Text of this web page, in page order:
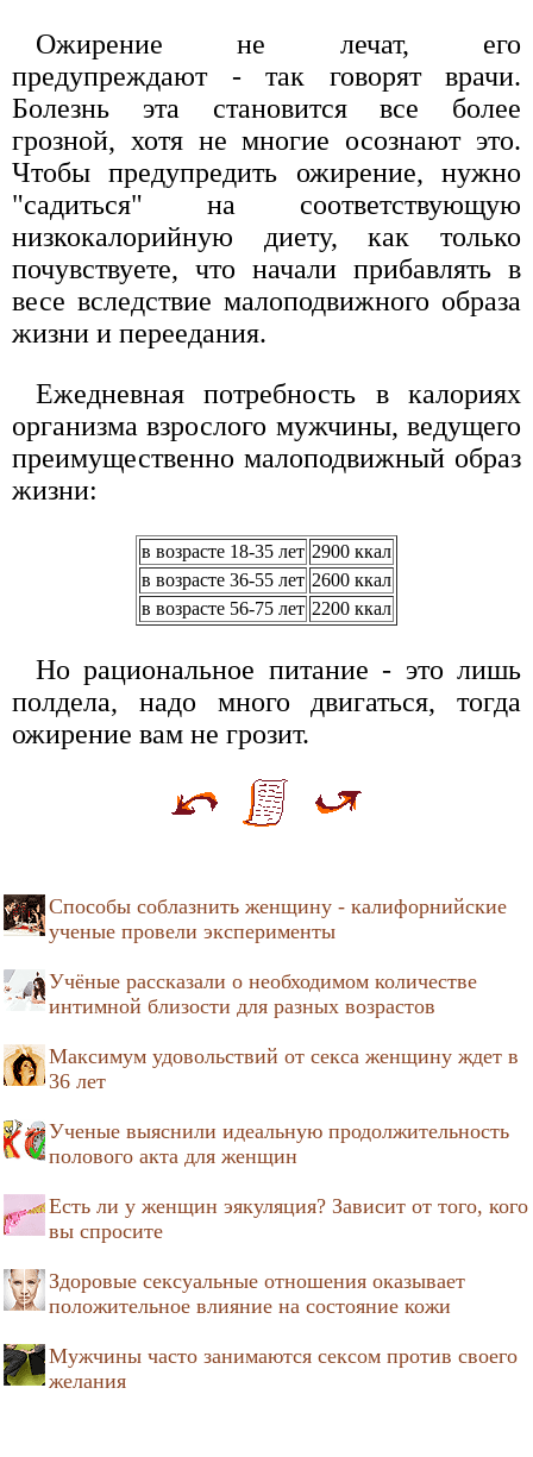
Ожирение не лечат, его
предупреждают - так говорят врачи.
Болезнь эта становится все более
грозной, хотя не многие осознают это.
Чтобы предупредить ожирение, нужно
"садиться" на соответствующую
низкокалорийную диету, как только
почувствуете, что начали прибавлять в
весе вследствие малоподвижного образа
жизни и переедания.
Ежедневная потребность в калориях
организма взрослого мужчины, ведущего
преимущественно малоподвижный образ
жизни:
в возрасте 18-35 лет 2900 ккал
в возрасте 36-55 лет 2600 ккал
в возрасте 56-75 лет 2200 ккал
Но рациональное питание - это лишь
полдела, надо много двигаться, тогда
ожирение вам не грозит.
Способы соблазнить женщину - калифорнийские
ученые провели эксперименты
Учёные рассказали о необходимом количестве
интимной близости для разных возрастов
Максимум удовольствий от секса женщину ждет в
36 лет
Ученые выяснили идеальную продолжительность
полового акта для женщин
Есть ли у женщин эякуляция? Зависит от того, кого
вы спросите
Здоровые сексуальные отношения оказывает
положительное влияние на состояние кожи
Мужчины часто занимаются сексом против своего
желания